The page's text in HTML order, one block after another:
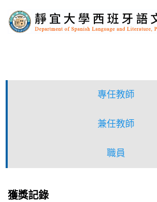
到
主
專任教師
兼任教師
職員
獲獎記錄